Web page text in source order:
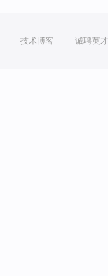
技术博客 诚聘英才